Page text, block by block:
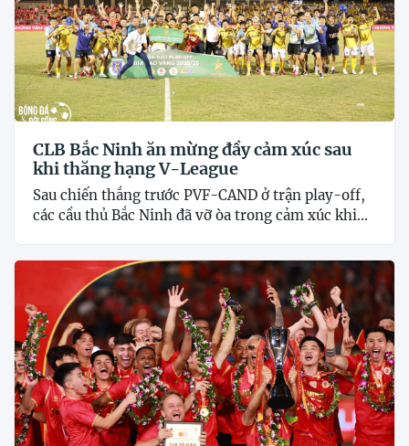
CLB Bắc Ninh ăn mừng đầy cảm xúc sau
khi thăng hạng V-League
Sau chiến thắng trước PVF-CAND ở trận play-off,
các cầu thủ Bắc Ninh đã vỡ òa trong cảm xúc khi...